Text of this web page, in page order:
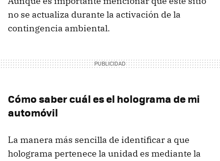
no se actualiza durante la activación de la
contingencia ambiental.
Cómo saber cuál es el holograma de mi
automóvil
La manera más sencilla de identificar a que
holograma pertenece la unidad es mediante la